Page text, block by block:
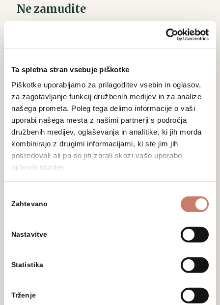
Ta spletna stran vsebuje piškotke
Piškotke uporabljamo za prilagoditev vsebin in oglasov,
za zagotavljanje funkcij družbenih medijev in za analize
našega prometa. Poleg tega delimo informacije o vaši
uporabi našega mesta z našimi partnerji s področja
družbenih medijev, oglaševanja in analitike, ki jih morda
kombinirajo z drugimi informacijami, ki ste jim jih
posredovali ali pa so jih zbrali skozi vašo uporabo
njihovih storitev.
soglasja
Zahtevano
Nastavitve
Statistika
Trženje
Ne zamudite
Prijavite se na naše novice in sledite
Z vpisom svojega elektronskega naslova soglašate,
obvešča o dogodkih, aktivnostih in novostih.
Podrobnejša določila glede varstva osebnih
opredeljena v Politiki varstva osebnih podatkov, ki je
tajnistvo@muzej-idrija-cerkno.si
ali klikom na odjava.